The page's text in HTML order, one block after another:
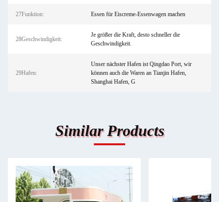
27Funktion: Essen für Eiscreme-Essenwagen machen
28Geschwindigkeit:
Je größer die Kraft, desto schneller die
Geschwindigkeit.
29Hafen:
Unser nächster Hafen ist Qingdao Port, wir
können auch die Waren an Tianjin Hafen,
Shanghai Hafen, G
Similar Products